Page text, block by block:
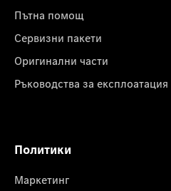
Пътна помощ
Сервизни пакети
Оригинални части
Ръководства за експлоатация
Политики
Маркетинг